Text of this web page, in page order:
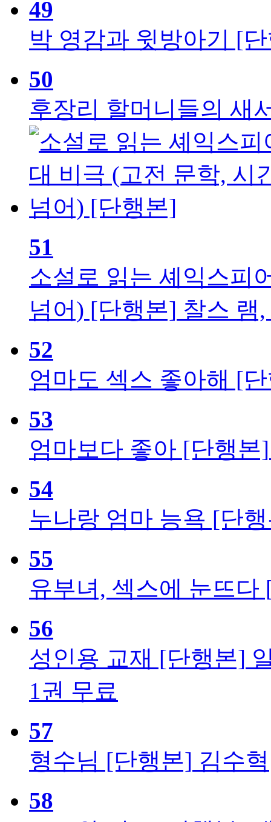
49
박 영감과 윗방아기 [
50
후장리 할머니들의 새
51
소설로 읽는 셰익스피
넘어) [단행본] 찰스 램
52
엄마도 섹스 좋아해 [
53
엄마보다 좋아 [단행본]
54
누나랑 엄마 능욕 [단
55
유부녀, 섹스에 눈뜨다
56
성인용 교재 [단행본]
1권 무료
57
형수님 [단행본] 김수혁
58